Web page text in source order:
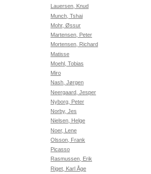
Lauersen, Knud
Munch, Tshai
Mohr, Øssur
Martensen, Peter
Mortensen, Richard
Matisse
Moehl, Tobias
Miro
Nash, Jørgen
Neergaard, Jesper
Nyborg, Peter
Norby, Jes
Nielsen, Helge
Noer, Lene
Olsson, Frank
Picasso
Rasmussen, Erik
Riget, Karl Åge